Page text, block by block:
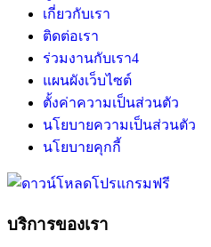
เกี่ยวกับเรา
ติดต่อเรา
ร่วมงานกับเรา4
แผนผังเว็บไซต์
ตั้งค่าความเป็นส่วนตัว
นโยบายความเป็นส่วนตัว
นโยบายคุกกี้
บริการของเรา